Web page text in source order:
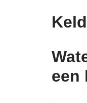
een